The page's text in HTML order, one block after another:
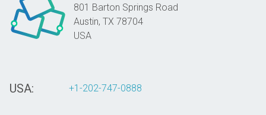
801 Barton Springs Road
Austin, TX 78704
USA
USA: +1-202-747-0888